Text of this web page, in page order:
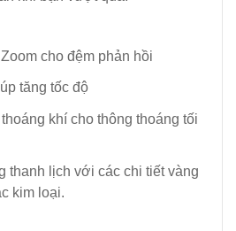
cho đệm phản hồi
tăng tốc độ
khí cho thông thoáng tối
thanh lịch với các chi tiết vàng
kim loại.